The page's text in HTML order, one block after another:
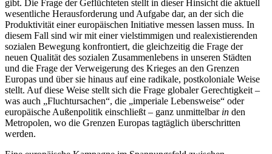
gibt. Die Frage der Geflüchteten stellt in dieser Hinsicht die aktuell
wesentliche Herausforderung und Aufgabe dar, an der sich die
Produktivität einer europäischen Initiative messen lassen muss. In
diesem Fall sind wir mit einer vielstimmigen und realexistierenden
sozialen Bewegung konfrontiert, die gleichzeitig die Frage der
neuen Qualität des sozialen Zusammenlebens in unseren Städten
und die Frage der Verweigerung des Krieges an den Grenzen
Europas und über sie hinaus auf eine radikale, postkoloniale Weise
stellt. Auf diese Weise stellt sich die Frage globaler Gerechtigkeit –
was auch „Fluchtursachen“, die „imperiale Lebensweise“ oder
europäische Außenpolitik einschließt – ganz unmittelbar in den
Metropolen, wo die Grenzen Europas tagtäglich überschritten
werden.